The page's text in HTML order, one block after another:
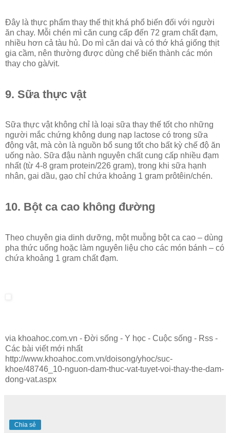
Đây là thực phẩm thay thế thịt khá phổ biến đối với người
ăn chay. Mỗi chén mì căn cung cấp đến 72 gram chất đạm,
nhiều hơn cả tàu hủ. Do mì căn dai và có thớ khá giống thịt
gia cầm, nên thường được dùng chế biến thành các món
thay cho gà/vịt.
9. Sữa thực vật
Sữa thực vật không chỉ là loại sữa thay thế tốt cho những
người mắc chứng không dung nạp lactose có trong sữa
động vật, mà còn là nguồn bổ sung tốt cho bất kỳ chế độ ăn
uống nào. Sữa đậu nành nguyên chất cung cấp nhiều đạm
nhất (từ 4-8 gram protein/226 gram), trong khi sữa hạnh
nhân, gai dầu, gạo chỉ chứa khoảng 1 gram prôtêin/chén.
10. Bột ca cao không đường
Theo chuyên gia dinh dưỡng, một muỗng bột ca cao – dùng
pha thức uống hoặc làm nguyên liệu cho các món bánh – có
chứa khoảng 1 gram chất đạm.
via khoahoc.com.vn - Đời sống - Y học - Cuộc sống - Rss -
Các bài viết mới nhất
http://www.khoahoc.com.vn/doisong/yhoc/suc-
khoe/48746_10-nguon-dam-thuc-vat-tuyet-voi-thay-the-dam-
dong-vat.aspx
Chia sẻ